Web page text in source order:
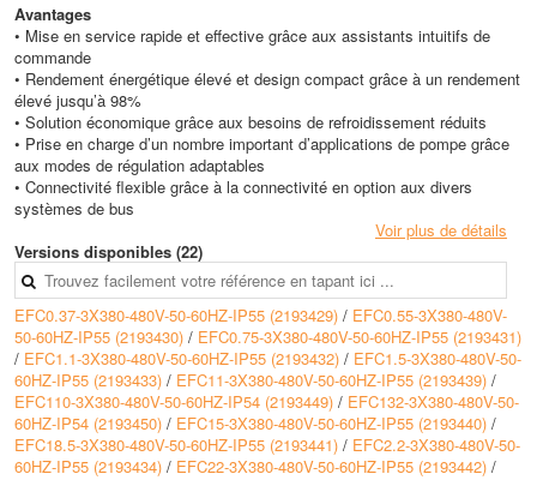
Avantages
• Mise en service rapide et effective grâce aux assistants intuitifs de
commande
• Rendement énergétique élevé et design compact grâce à un rendement
élevé jusqu’à 98%
• Solution économique grâce aux besoins de refroidissement réduits
• Prise en charge d’un nombre important d’applications de pompe grâce
aux modes de régulation adaptables
• Connectivité flexible grâce à la connectivité en option aux divers
systèmes de bus
Voir plus de détails
Versions disponibles (22)
EFC0.37-3X380-480V-50-60HZ-IP55 (2193429) / EFC0.55-3X380-480V-
50-60HZ-IP55 (2193430) / EFC0.75-3X380-480V-50-60HZ-IP55 (2193431)
/ EFC1.1-3X380-480V-50-60HZ-IP55 (2193432) / EFC1.5-3X380-480V-50-
60HZ-IP55 (2193433) / EFC11-3X380-480V-50-60HZ-IP55 (2193439) /
EFC110-3X380-480V-50-60HZ-IP54 (2193449) / EFC132-3X380-480V-50-
60HZ-IP54 (2193450) / EFC15-3X380-480V-50-60HZ-IP55 (2193440) /
EFC18.5-3X380-480V-50-60HZ-IP55 (2193441) / EFC2.2-3X380-480V-50-
60HZ-IP55 (2193434) / EFC22-3X380-480V-50-60HZ-IP55 (2193442) /